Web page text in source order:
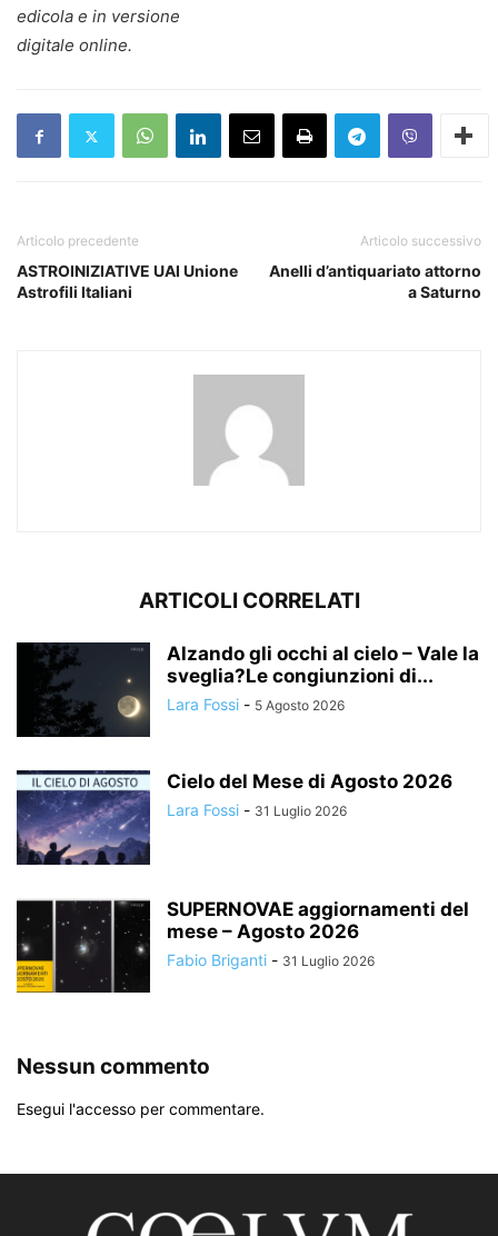
edicola e in versione
digitale online.
Articolo precedente
ASTROINIZIATIVE UAI Unione
Astrofili Italiani
Articolo successivo
Anelli d’antiquariato attorno
a Saturno
ARTICOLI CORRELATI
Alzando gli occhi al cielo – Vale la
sveglia?Le congiunzioni di...
Lara Fossi - 5 Agosto 2026
Cielo del Mese di Agosto 2026
Lara Fossi - 31 Luglio 2026
SUPERNOVAE aggiornamenti del
mese – Agosto 2026
Fabio Briganti - 31 Luglio 2026
Nessun commento
Esegui l'accesso per commentare.